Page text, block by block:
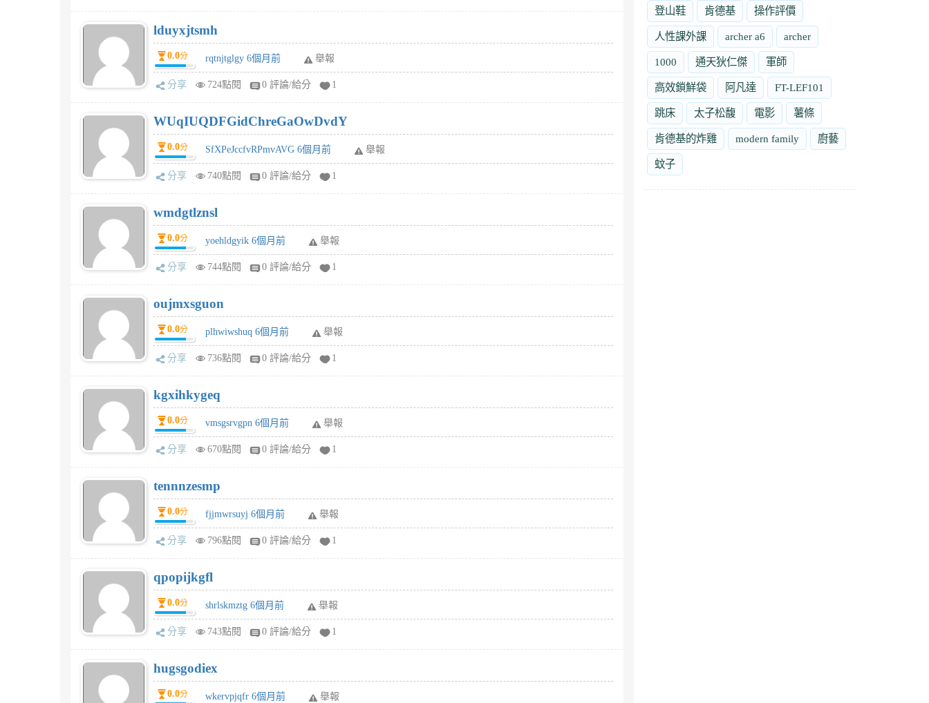
lduyxjtsmh
0.0分 rqtnjtglgy 6個月前 舉報
分享 724點閱 0 評論/給分 1
WUqIUQDFGidChreGaOwDvdY
0.0分 SfXPeJccfvRPmvAVG 6個月前 舉報
分享 740點閱 0 評論/給分 1
wmdgtlznsl
0.0分 yoehldgyik 6個月前 舉報
分享 744點閱 0 評論/給分 1
oujmxsguon
0.0分 plhwiwshuq 6個月前 舉報
分享 736點閱 0 評論/給分 1
kgxihkygeq
0.0分 vmsgsrvgpn 6個月前 舉報
分享 670點閱 0 評論/給分 1
tennnzesmp
0.0分 fjjmwrsuyj 6個月前 舉報
分享 796點閱 0 評論/給分 1
qpopijkgfl
0.0分 shrlskmztg 6個月前 舉報
分享 743點閱 0 評論/給分 1
hugsgodiex
0.0分 wkervpjqfr 6個月前 舉報
登山鞋 肯德基 操作評價
人性課外課 archer a6 archer
1000 通天狄仁傑 軍師
高效鎖鮮袋 阿凡達 FT-LEF101
跳床 太子松馥 電影 薯條
肯德基的炸雞 modern family 廚藝
蚊子